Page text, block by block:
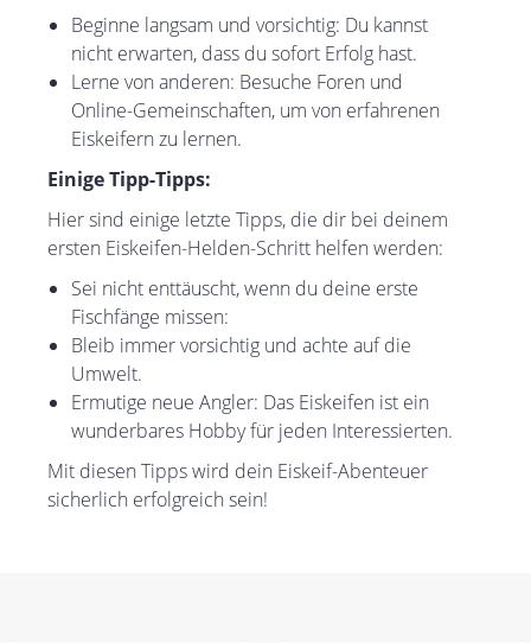
Beginne langsam und vorsichtig: Du kannst
nicht erwarten, dass du sofort Erfolg hast.
Lerne von anderen: Besuche Foren und
Online-Gemeinschaften, um von erfahrenen
Eiskeifern zu lernen.
Einige Tipp-Tipps:
Hier sind einige letzte Tipps, die dir bei deinem
ersten Eiskeifen-Helden-Schritt helfen werden:
Sei nicht enttäuscht, wenn du deine erste
Fischfänge missen:
Bleib immer vorsichtig und achte auf die
Umwelt.
Ermutige neue Angler: Das Eiskeifen ist ein
wunderbares Hobby für jeden Interessierten.
Mit diesen Tipps wird dein Eiskeif-Abenteuer
sicherlich erfolgreich sein!